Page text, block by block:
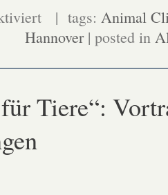
Aufruf
Demo
Tierproduktion
stoppen“
| tags: Animal
Hannover| posted in
Tiere“: